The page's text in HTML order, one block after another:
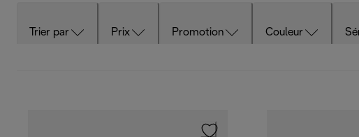
Trier par Prix Promotion Couleur